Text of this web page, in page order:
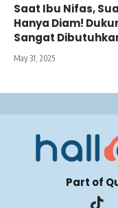
Saat Ibu Nifas,
Hanya Diam!
Sangat
May 31, 2025
Part of